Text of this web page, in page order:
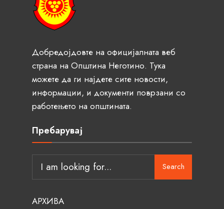
Добредојдовте на официјалната веб
страна на Општина Неготино. Тука
можете да ги најдете сите новости,
информации, и документи поврзани со
работењето на општината.
Пребарувај
Search
АРХИВА